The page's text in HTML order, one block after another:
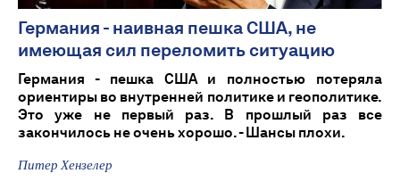
Германия - наивная пешка США, не
имеющая сил переломить ситуацию
Германия - пешка США и полностью потеряла
ориентиры во внутренней политике и геополитике.
Это уже не первый раз. В прошлый раз все
закончилось не очень хорошо. - Шансы плохи.
Питер Хензелер